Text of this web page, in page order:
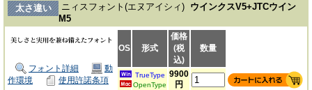
太さ違い
ニィスフォント(エヌアイシィ) ウインクスV5+JTCウイン
M5
OS 形式
価格
(税
込)
数量
TrueType
OpenType
9900
円
フォント詳細
動
作環境
使用許諾条項